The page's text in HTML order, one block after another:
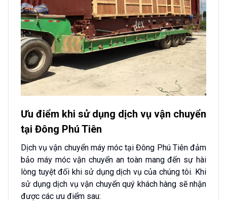
Ưu điểm khi sử dụng dịch vụ vận chuyển
tại Đông Phú Tiên
Dịch vụ vận chuyển máy móc tại Đông Phú Tiên đảm
bảo máy móc vận chuyển an toàn mang đến sự hài
lòng tuyệt đối khi sử dụng dịch vụ của chúng tôi. Khi
sử dụng dịch vụ vận chuyển quý khách hàng sẽ nhận
được các ưu điểm sau: